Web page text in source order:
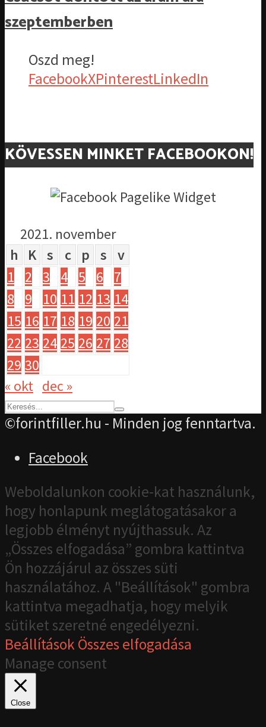
szeptemberben
Oszd meg!
FacebookXPinterestLinkedIn
KÖVESSEN MINKET FACEBOOKON!
2021. november
h
K s c p s
v
1
2 3 4 5 6
7
8
9 10 11 12 13 14
15 16 17 18 19 20 21
22 23 24 25 26 27 28
29 30
« okt dec »
©forintfiller.hu - Minden jog fenntartva.
Facebook
Weboldalunkon cookie-kat használunk,
hogy honlapunk meglátogatásakor a
legjobb élményt nyújthassuk. Az
„Összes elfogadása” gombra kattintva
Ön hozzájárul az összes süti
használatához. A "Beállítások" gombra
kattintva megadhatja, hogy melyik
sütiket szeretné engedélyezni.
BeállításokÖsszes elfogadása
Manage consent
Close